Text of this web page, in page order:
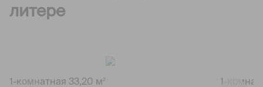
литере
1-комнатная 33,20 м 2 1-